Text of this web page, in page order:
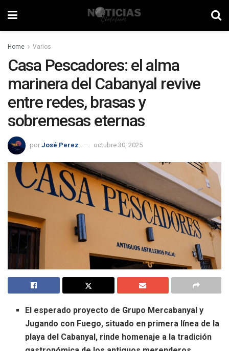
Home Varios
Casa Pescadores: el alma
marinera del Cabanyal revive
entre redes, brasas y
sobremesas eternas
por José Perez octubre 30, 2025
El esperado proyecto de Grupo Mercabanyal y
Jugando con Fuego, situado en primera línea de la
playa del Cabanyal, rinde homenaje a la tradición